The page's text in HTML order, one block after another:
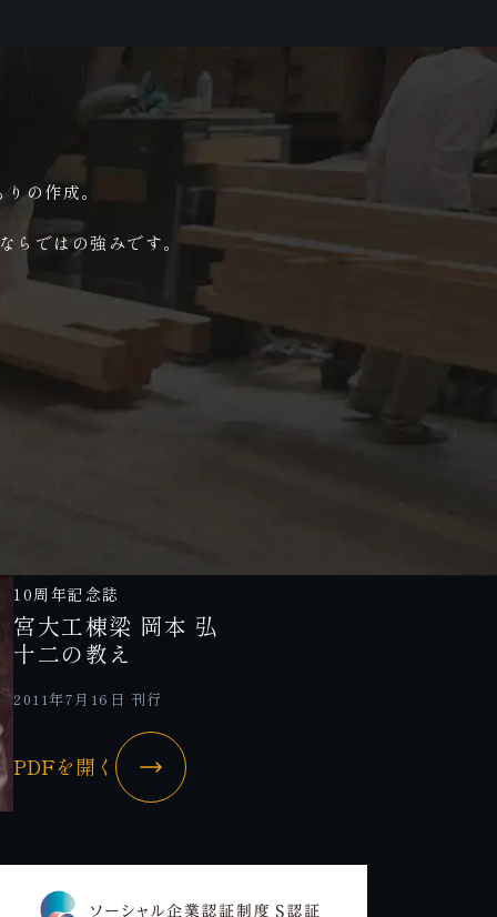
の作成。
らではの強みです。
10周年記念誌
宮大工棟梁 岡本 弘
十二の教え
2011年7月16日 刊行
PDFを開く